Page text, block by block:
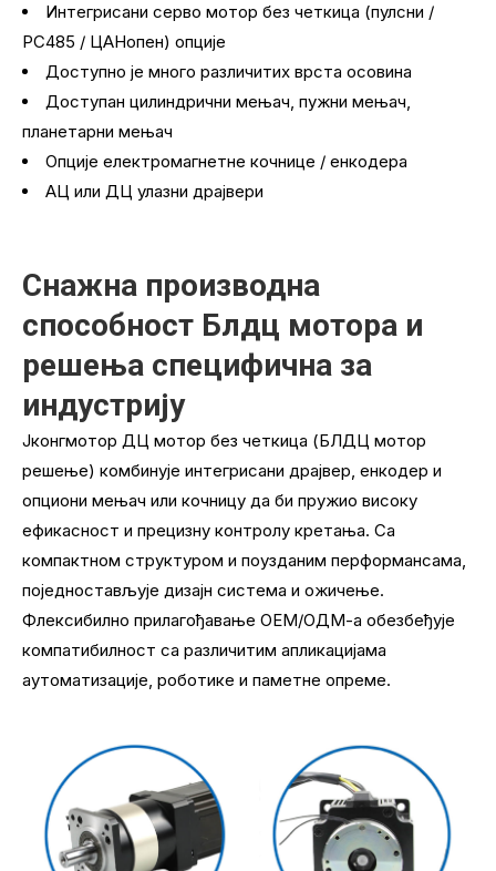
Интегрисани серво мотор без четкица (пулсни /
РС485 / ЦАНопен) опције
Доступно је много различитих врста осовина
Доступан цилиндрични мењач, пужни мењач,
планетарни мењач
Опције електромагнетне кочнице / енкодера
АЦ или ДЦ улазни драјвери
Снажна производна
способност Блдц мотора и
решења специфична за
индустрију
Јконгмотор ДЦ мотор без четкица (БЛДЦ мотор
решење) комбинује интегрисани драјвер, енкодер и
опциони мењач или кочницу да би пружио високу
ефикасност и прецизну контролу кретања. Са
компактном структуром и поузданим перформансама,
поједностављује дизајн система и ожичење.
Флексибилно прилагођавање ОЕМ/ОДМ-а обезбеђује
компатибилност са различитим апликацијама
аутоматизације, роботике и паметне опреме.